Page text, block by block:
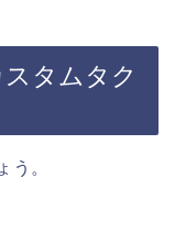
タムタク
う。